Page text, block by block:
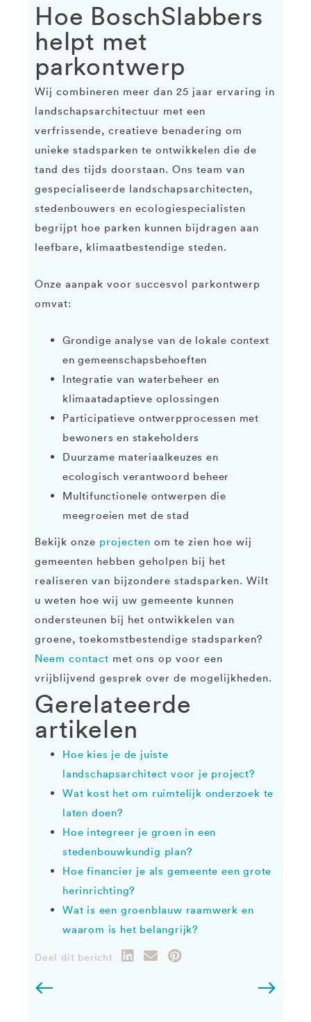
Hoe BoschSlabbers
helpt met
parkontwerp
Wij combineren meer dan 25 jaar ervaring in
landschapsarchitectuur met een
verfrissende, creatieve benadering om
unieke stadsparken te ontwikkelen die de
tand des tijds doorstaan. Ons team van
gespecialiseerde landschapsarchitecten,
stedenbouwers en ecologiespecialisten
begrijpt hoe parken kunnen bijdragen aan
leefbare, klimaatbestendige steden.
Onze aanpak voor succesvol parkontwerp
omvat:
Grondige analyse van de lokale context
en gemeenschapsbehoeften
Integratie van waterbeheer en
klimaatadaptieve oplossingen
Participatieve ontwerpprocessen met
bewoners en stakeholders
Duurzame materiaalkeuzes en
ecologisch verantwoord beheer
Multifunctionele ontwerpen die
meegroeien met de stad
Bekijk onze projecten om te zien hoe wij
gemeenten hebben geholpen bij het
realiseren van bijzondere stadsparken. Wilt
u weten hoe wij uw gemeente kunnen
ondersteunen bij het ontwikkelen van
groene, toekomstbestendige stadsparken?
Neem contact met ons op voor een
vrijblijvend gesprek over de mogelijkheden.
Gerelateerde
artikelen
Hoe kies je de juiste
landschapsarchitect voor je project?
Wat kost het om ruimtelijk onderzoek te
laten doen?
Hoe integreer je groen in een
stedenbouwkundig plan?
Hoe financier je als gemeente een grote
herinrichting?
Wat is een groenblauw raamwerk en
waarom is het belangrijk?
Deel dit bericht